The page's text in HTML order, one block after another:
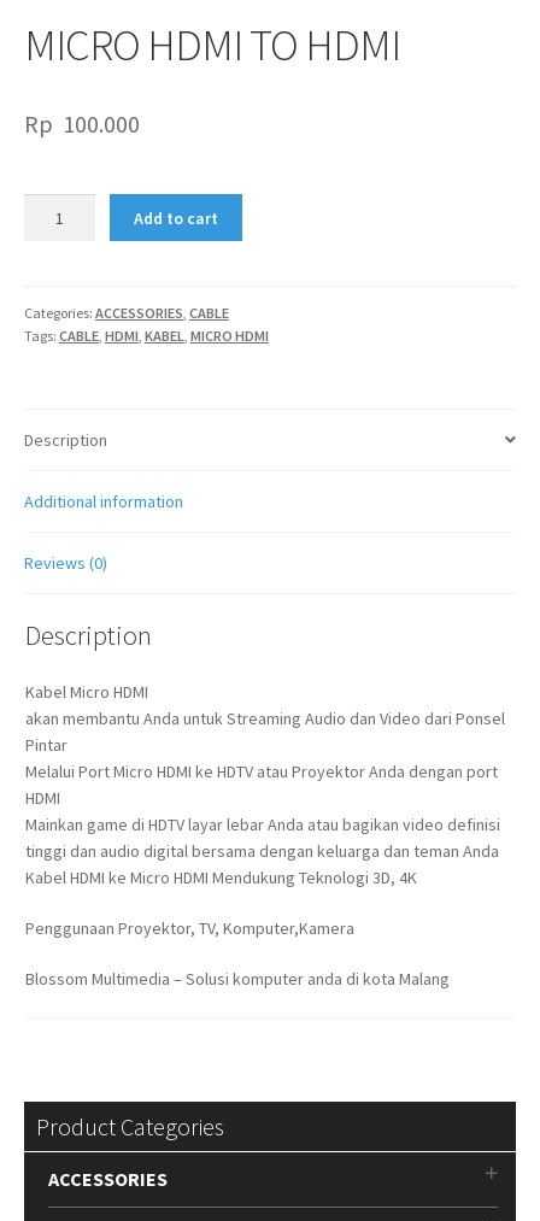
MICRO HDMI TO HDMI
Rp 100.000
quantity
Add to cart
Categories: ACCESSORIES, CABLE
Tags: CABLE, HDMI, KABEL, MICRO HDMI
Description
Additional information
Reviews (0)
Description
Kabel Micro HDMI
akan membantu Anda untuk Streaming Audio dan Video dari Ponsel
Pintar
Melalui Port Micro HDMI ke HDTV atau Proyektor Anda dengan port
HDMI
Mainkan game di HDTV layar lebar Anda atau bagikan video definisi
tinggi dan audio digital bersama dengan keluarga dan teman Anda
Kabel HDMI ke Micro HDMI Mendukung Teknologi 3D, 4K
Penggunaan Proyektor, TV, Komputer,Kamera
Blossom Multimedia – Solusi komputer anda di kota Malang
Product Categories
ACCESSORIES